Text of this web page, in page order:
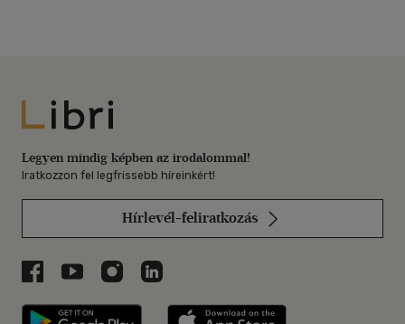
Libri
Legyen mindig képben az irodalommal!
Iratkozzon fel legfrissebb híreinkért!
Hírlevél-feliratkozás
Libri a Facebookon
Libri a Youtube-on
Libri az Instagramon
Libri a LinkedInen
Libri applikáció Szerezd meg: Google